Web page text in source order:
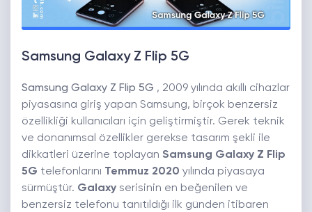
Samsung Galaxy Z Flip 5G
Samsung Galaxy Z Flip 5G , 2009 yılında akıllı cihazlar
piyasasına giriş yapan Samsung, birçok benzersiz
özellikliği kullanıcıları için geliştirmiştir. Gerek teknik
ve donanımsal özellikler gerekse tasarım şekli ile
dikkatleri üzerine toplayan Samsung Galaxy Z Flip
5G telefonlarını Temmuz 2020 yılında piyasaya
sürmüştür. Galaxy serisinin en beğenilen ve
benzersiz telefonu tanıtıldığı ilk günden itibaren